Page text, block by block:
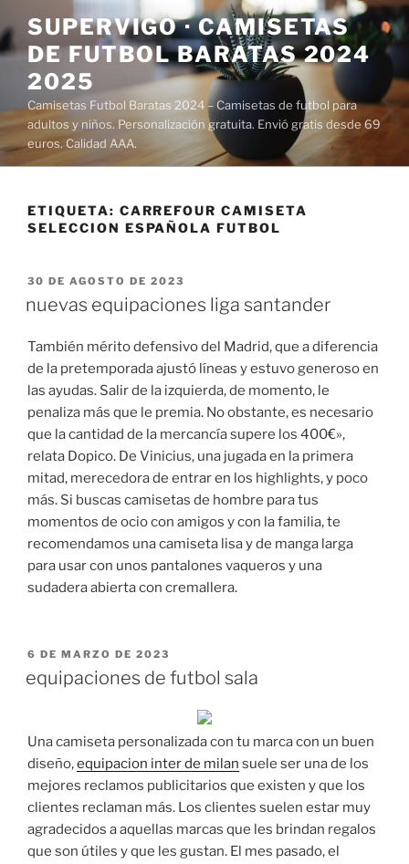
al
contenido
SUPERVIGO · CAMISETAS
DE FUTBOL BARATAS 2024
2025
Camisetas Futbol Baratas 2024 – Camisetas de futbol para
adultos y niños. Personalización gratuita. Envió gratis desde 69
euros. Calidad AAA.
ETIQUETA: CARREFOUR CAMISETA
SELECCION ESPAÑOLA FUTBOL
PUBLICADO
30 DE AGOSTO DE 2023
nuevas equipaciones liga santander
También mérito defensivo del Madrid, que a diferencia
de la pretemporada ajustó líneas y estuvo generoso en
las ayudas. Salir de la izquierda, de momento, le
penaliza más que le premia. No obstante, es necesario
que la cantidad de la mercancía supere los 400€»,
relata Dopico. De Vinicius, una jugada en la primera
mitad, merecedora de entrar en los highlights, y poco
más. Si buscas camisetas de hombre para tus
momentos de ocio con amigos y con la familia, te
recomendamos una camiseta lisa y de manga larga
para usar con unos pantalones vaqueros y una
sudadera abierta con cremallera.
PUBLICADO
6 DE MARZO DE 2023
equipaciones de futbol sala
Una camiseta personalizada con tu marca con un buen
diseño,equipacion inter de milan suele ser una de los
mejores reclamos publicitarios que existen y que los
clientes reclaman más. Los clientes suelen estar muy
agradecidos a aquellas marcas que les brindan regalos
que son útiles y que les gustan. El mes pasado, el